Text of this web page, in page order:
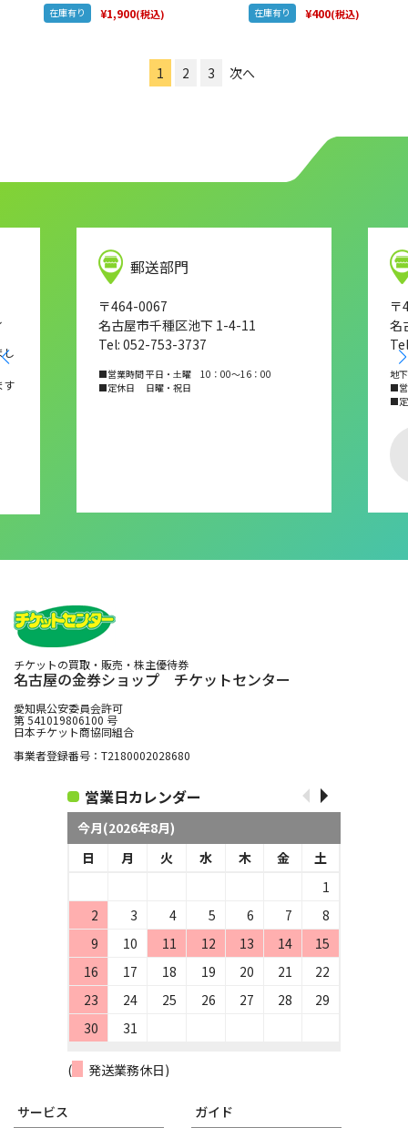
在庫有り ¥1,900(税込) 在庫有り ¥400(税込)
り
1 2 3 次へ
し
す
郵送部門
〒464-0067
名古屋市千種区池下 1-4-11
Tel: 052-753-3737
■営業時間 平日・土曜 10：00～16：00
■定休日 日曜・祝日
〒
名
地
■営
■
チケットの買取・販売・株主優待券
名古屋の金券ショップ チケットセンター
愛知県公安委員会許可
第 541019806100 号
日本チケット商協同組合
事業者登録番号：T2180002028680
営業日カレンダー
今月(2026年8月)
日
月 火 水 木 金
土
1
2
3 4 5 6 7
8
9
10 11 12 13 14
15
16
17 18 19 20 21
22
23
24 25 26 27 28
29
30
31
( 発送業務休日)
サービス ガイド